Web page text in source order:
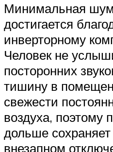
Минимальная
достигается
инверторному
Человек не
посторонних
тишину в
свежести
воздуха, поэтому
дольше
внезапном